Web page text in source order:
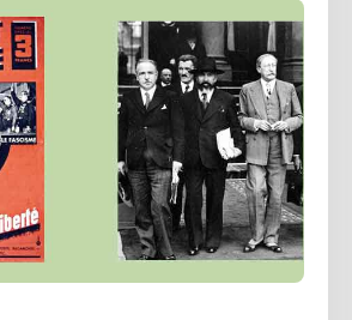
PERRIN Jean-Paul
12/02/2027
à 18:00